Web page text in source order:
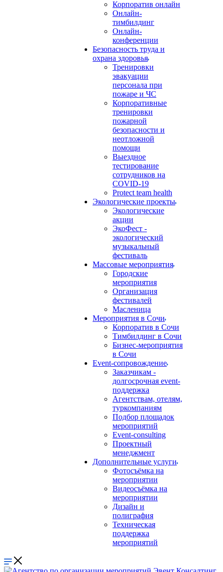
Корпоратив онлайн
Онлайн-
тимбилдинг
Онлайн-
конференции
Безопасность труда и
охрана здоровья
Тренировки
эвакуации
персонала при
пожаре и ЧС
Корпоративные
тренировки
пожарной
безопасности и
неотложной
помощи
Выездное
тестирование
сотрудников на
COVID-19
Protect team health
Экологические проекты
Экологические
акции
ЭкоФест -
экологический
музыкальный
фестиваль
Массовые мероприятия
Городские
мероприятия
Организация
фестивалей
Масленица
Мероприятия в Сочи
Корпоратив в Сочи
Тимбилдинг в Сочи
Бизнес-мероприятия
в Сочи
Event-сопровождение
Заказчикам -
долгосрочная event-
поддержка
Агентствам, отелям,
туркомпаниям
Подбор площадок
мероприятий
Event-consulting
Проектный
менеджмент
Дополнительные услуги
Фотосъёмка на
мероприятии
Видеосъёмка на
мероприятии
Дизайн и
полиграфия
Техническая
поддержка
мероприятий